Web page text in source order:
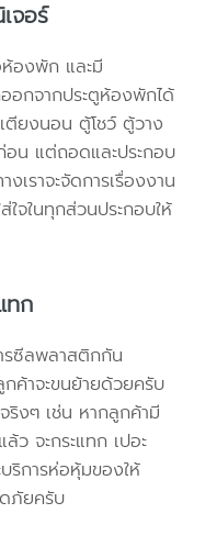
จอร์
องพัก และมี
อกจากประตูห้องพักได้
ตียงนอน ตู้โชว์ ตู้วาง
น แต่ถอดและประกอบ
งเราจะจัดการเรื่องงาน
จในทุกส่วนประกอบให้
ทก
รซีลพลาสติกกัน
ค้าจะขนย้ายด้วยครับ
ริงๆ เช่น หากลูกค้ามี
จะกระแทก เปอะ
ริการห่อหุ้มของให้
ภัยครับ